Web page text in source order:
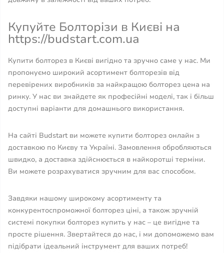
Купуйте Болторізи в Києві на
https://budstart.com.ua
Купити болторез в Києві вигідно та зручно саме у нас. Ми
пропонуємо широкий асортимент болторезів від
перевірених виробників за найкращою болторез цена на
ринку. У нас ви знайдете як професійні моделі, так і більш
доступні варіанти для домашнього використання.
На сайті Budstart ви можете купити болторез онлайн з
доставкою по Києву та Україні. Замовлення обробляються
швидко, а доставка здійснюється в найкоротші терміни.
Ви можете розрахуватися зручним для вас способом.
Завдяки нашому широкому асортименту та
конкурентоспроможної болторез ціні, а також зручній
системі покупки болторез купить у нас – це вигідне та
просте рішення. Звертайтеся до нас, і ми допоможемо вам
підібрати ідеальний інструмент для ваших потреб!